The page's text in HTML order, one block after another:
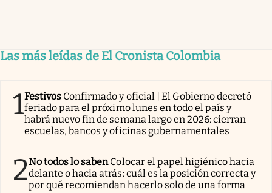
Las más leídas de El Cronista Colombia
1Festivos Confirmado y oficial | El Gobierno decretó
feriado para el próximo lunes en todo el país y
habrá nuevo fin de semana largo en 2026: cierran
escuelas, bancos y oficinas gubernamentales
2No todos lo sabenColocar el papel higiénico hacia
delante o hacia atrás: cuál es la posición correcta y
por qué recomiendan hacerlo solo de una forma